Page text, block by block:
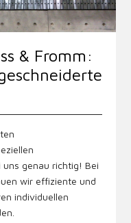
& Fromm:
uns genau richtig! Bei
wir effiziente und
individuellen